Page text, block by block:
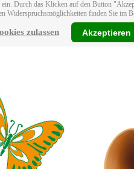
Durch das Klicken auf den Button
Widerspruchsmöglichkeiten finden Sie im
zulassen Akzeptieren